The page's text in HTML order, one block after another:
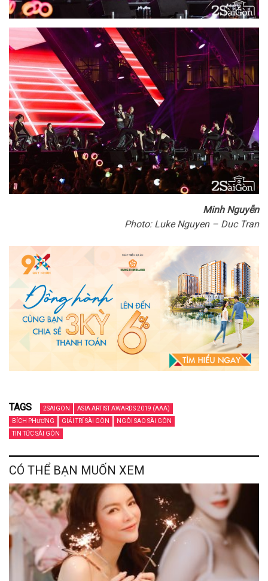
Minh Nguyễn
Photo: Luke Nguyen – Duc Tran
TAGS 2SAIGON
ASIA ARTIST AWARDS 2019 (AAA)
BÍCH PHƯƠNG
GIẢI TRÍ SÀI GÒN
NGÔI SAO SÀI GÒN
TIN TỨC SÀI GÒN
CÓ THỂ BẠN MUỐN XEM